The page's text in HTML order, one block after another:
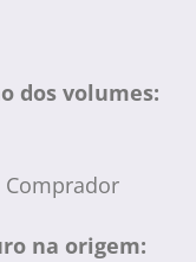
dos volumes:
Comprador
na origem: